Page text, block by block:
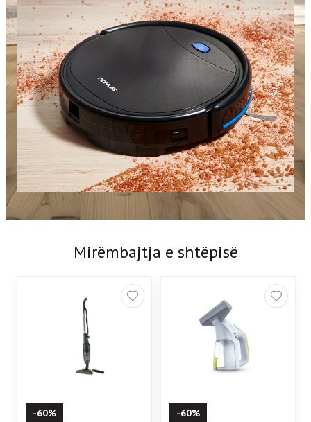
Mirëmbajtja e shtëpisë
-60% -60%